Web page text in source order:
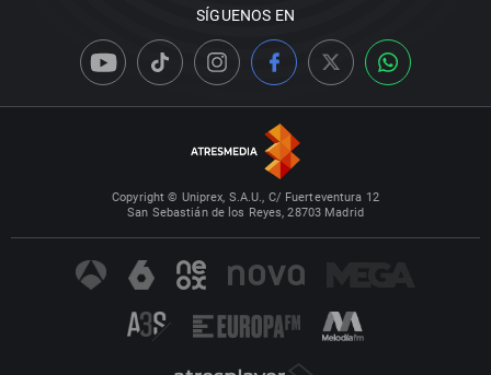
SÍGUENOS EN
Copyright © Uniprex, S.A.U., C/ Fuerteventura 12
San Sebastián de los Reyes, 28703 Madrid